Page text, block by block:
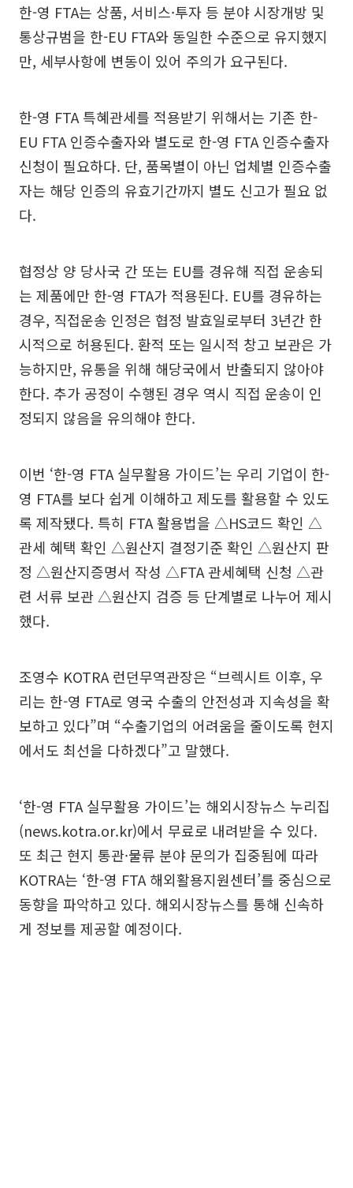
한-영 FTA는 상품, 서비스·투자 등 분야 시장개방 및
통상규범을 한-EU FTA와 동일한 수준으로 유지했지
만, 세부사항에 변동이 있어 주의가 요구된다.
한-영 FTA 특혜관세를 적용받기 위해서는 기존 한-
EU FTA 인증수출자와 별도로 한-영 FTA 인증수출자
신청이 필요하다. 단, 품목별이 아닌 업체별 인증수출
자는 해당 인증의 유효기간까지 별도 신고가 필요 없
다.
협정상 양 당사국 간 또는 EU를 경유해 직접 운송되
는 제품에만 한-영 FTA가 적용된다. EU를 경유하는
경우, 직접운송 인정은 협정 발효일로부터 3년간 한
시적으로 허용된다. 환적 또는 일시적 창고 보관은 가
능하지만, 유통을 위해 해당국에서 반출되지 않아야
한다. 추가 공정이 수행된 경우 역시 직접 운송이 인
정되지 않음을 유의해야 한다.
이번 ‘한-영 FTA 실무활용 가이드’는 우리 기업이 한-
영 FTA를 보다 쉽게 이해하고 제도를 활용할 수 있도
록 제작됐다. 특히 FTA 활용법을 △HS코드 확인 △
관세 혜택 확인 △원산지 결정기준 확인 △원산지 판
정 △원산지증명서 작성 △FTA 관세혜택 신청 △관
련 서류 보관 △원산지 검증 등 단계별로 나누어 제시
했다.
조영수 KOTRA 런던무역관장은 “브렉시트 이후, 우
리는 한-영 FTA로 영국 수출의 안전성과 지속성을 확
보하고 있다”며 “수출기업의 어려움을 줄이도록 현지
에서도 최선을 다하겠다”고 말했다.
‘한-영 FTA 실무활용 가이드’는 해외시장뉴스 누리집
(news.kotra.or.kr)에서 무료로 내려받을 수 있다.
또 최근 현지 통관·물류 분야 문의가 집중됨에 따라
KOTRA는 ‘한-영 FTA 해외활용지원센터’를 중심으로
동향을 파악하고 있다. 해외시장뉴스를 통해 신속하
게 정보를 제공할 예정이다.